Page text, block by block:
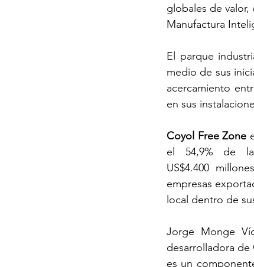
globales de valor,
Manufactura
El parque
medio de sus
acercamiento
en sus
Coyol Free Zone
el 54,9% de
US$4.400
empresas
local dentro de
Jorge Monge
desarrolladora de
es un